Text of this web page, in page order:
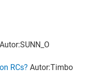
Autor:SUNN_O
RCs? Autor:Timbo